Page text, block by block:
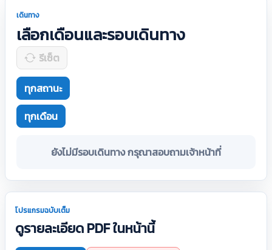
เดินทาง
เลือกเดือนและรอบเดินทาง
รีเซ็ต
ทุกสถานะ
ทุกเดือน
ยังไม่มีรอบเดินทาง กรุณาสอบถามเจ้าหน้าที่
โปรแกรมฉบับเต็ม
ดูรายละเอียด PDF ในหน้านี้